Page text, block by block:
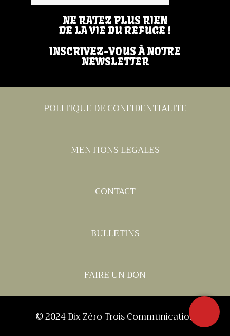
NE RATEZ PLUS RIEN
DE LA VIE DU REFUGE !
INSCRIVEZ-VOUS À NOTRE
NEWSLETTER
POLITIQUE DE CONFIDENTIALITE
MENTIONS LEGALES
CONTACT
BULLETINS
FAIRE UN DON
© 2024Dix Zéro Trois Communication